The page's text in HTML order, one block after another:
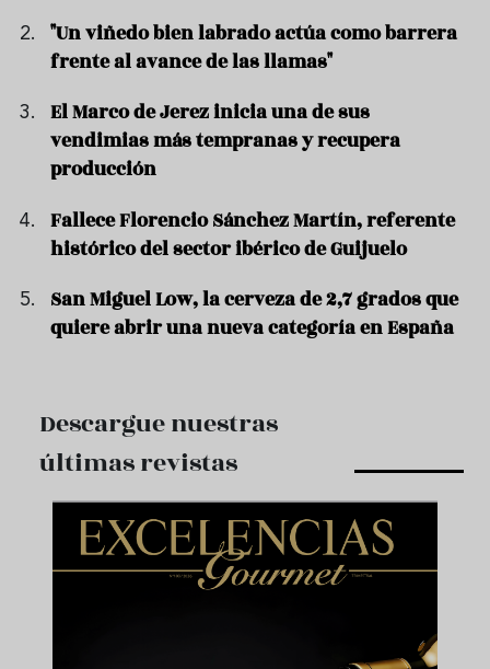
"Un viñedo bien labrado actúa como barrera
frente al avance de las llamas"
El Marco de Jerez inicia una de sus
vendimias más tempranas y recupera
producción
Fallece Florencio Sánchez Martín, referente
histórico del sector ibérico de Guijuelo
San Miguel Low, la cerveza de 2,7 grados que
quiere abrir una nueva categoría en España
Descargue nuestras
últimas revistas